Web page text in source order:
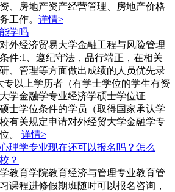
、房地产资产经营管理、房地产价格
工作。 详情>
学吗
外经济贸易大学金融工程与风险管理
件:1、遵纪守法，品行端正，在相关
、管理等方面做出成绩的人员优先录
专以上学历者（有学士学位的学生有资
学金融学专业经济学硕士学位证
士学位条件的学员（取得国家承认学
有关规定申请对外经贸大学金融学专
。 详情>
理学专业现在还可以报名吗？怎么
？
教育学院教育经济与管理专业教育管
课程进修假期班随时可以报名咨询，